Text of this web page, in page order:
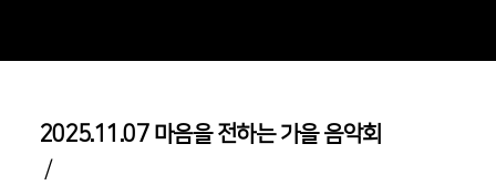
2025.11.07 마음을 전하는 가을 음악회
/